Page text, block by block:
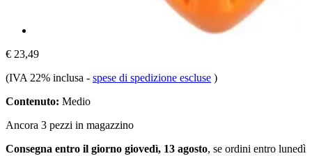
€ 23,49
(IVA 22% inclusa - spese di spedizione escluse )
Contenuto: Medio
Ancora 3 pezzi in magazzino
Consegna entro il giorno giovedì, 13 agosto, se ordini entro lunedì